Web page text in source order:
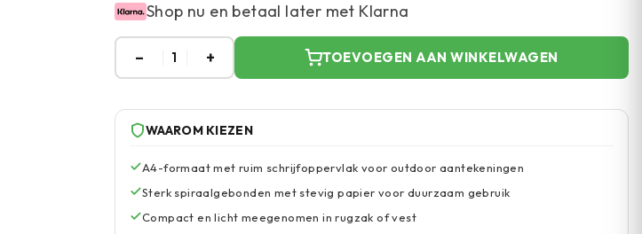
Shop nu en betaal later met Klarna
– 1 + TOEVOEGEN AAN WINKELWAGEN
WAAROM KIEZEN
A4-formaat met ruim schrijfoppervlak voor outdoor aantekeningen
Sterk spiraalgebonden met stevig papier voor duurzaam gebruik
Compact en licht meegenomen in rugzak of vest